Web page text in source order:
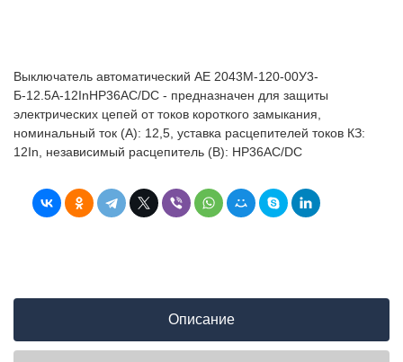
Выключатель автоматический АЕ 2043М-120-00У3-
Б-12.5А-12InНР36AC/DC - предназначен для защиты
электрических цепей от токов короткого замыкания,
номинальный ток (А): 12,5, уставка расцепителей токов КЗ:
12In, независимый расцепитель (В): НР36AC/DC
Описание